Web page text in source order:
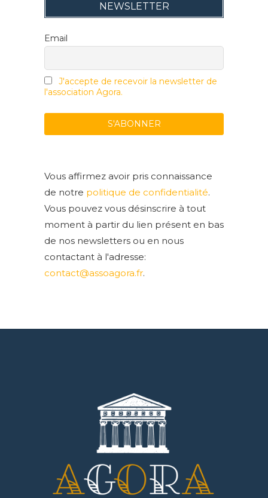
NEWSLETTER
Email
J'accepte de recevoir la newsletter de
l'association Agora.
Vous affirmez avoir pris connaissance
de notre politique de confidentialité.
Vous pouvez vous désinscrire à tout
moment à partir du lien présent en bas
de nos newsletters ou en nous
contactant à l'adresse:
contact@assoagora.fr.